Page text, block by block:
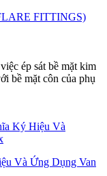
FITTINGS)
ép sát bề mặt kim
bề mặt côn của phụ
Và Ứng Dụng Van